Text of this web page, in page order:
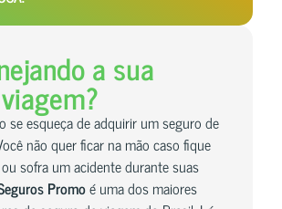
a sua
se esqueça de adquirir um seguro de
não quer ficar na mão caso fique
sofra um acidente durante suas
Promoé uma dos maiores